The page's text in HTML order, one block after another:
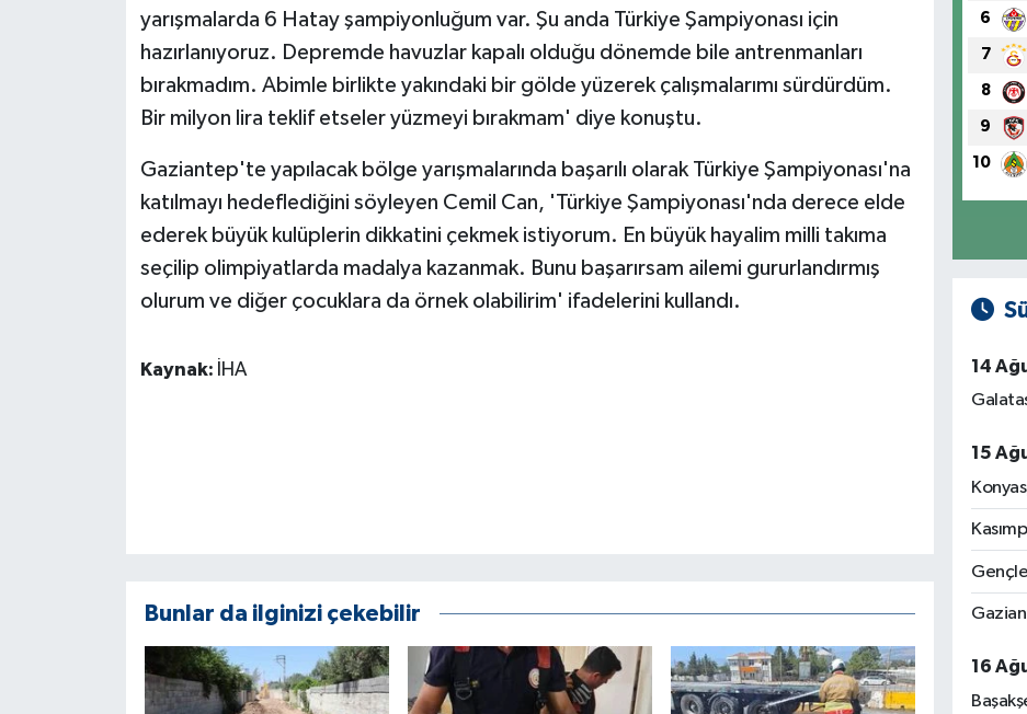
yarışmalarda 6 Hatay şampiyonluğum var. Şu anda Türkiye Şampiyonası için
hazırlanıyoruz. Depremde havuzlar kapalı olduğu dönemde bile antrenmanları
bırakmadım. Abimle birlikte yakındaki bir gölde yüzerek çalışmalarımı sürdürdüm.
Bir milyon lira teklif etseler yüzmeyi bırakmam' diye konuştu.
Gaziantep'te yapılacak bölge yarışmalarında başarılı olarak Türkiye Şampiyonası'na
katılmayı hedeflediğini söyleyen Cemil Can, 'Türkiye Şampiyonası'nda derece elde
ederek büyük kulüplerin dikkatini çekmek istiyorum. En büyük hayalim milli takıma
seçilip olimpiyatlarda madalya kazanmak. Bunu başarırsam ailemi gururlandırmış
olurum ve diğer çocuklara da örnek olabilirim' ifadelerini kullandı.
Kaynak: İHA
Bunlar da ilginizi çekebilir
6
7
8
9
10
14
15
16
Yerel Haberler